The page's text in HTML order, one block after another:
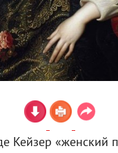
Кейзер «женский